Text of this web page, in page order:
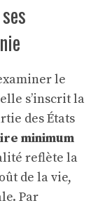
le
s’inscrit la
des États
minimum
reflète la
de la vie,
Par